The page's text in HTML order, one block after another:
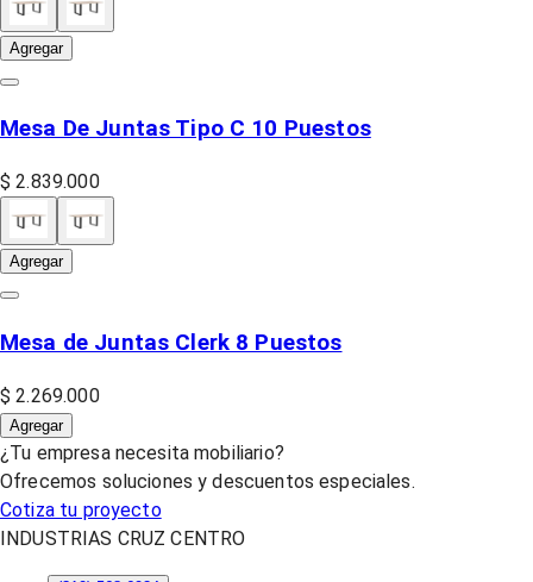
Agregar
Mesa De Juntas Tipo C 10 Puestos
$ 2.839.000
Agregar
Mesa de Juntas Clerk 8 Puestos
$ 2.269.000
Agregar
¿Tu empresa necesita mobiliario?
Ofrecemos soluciones y descuentos especiales.
Cotiza tu proyecto
INDUSTRIAS CRUZ CENTRO